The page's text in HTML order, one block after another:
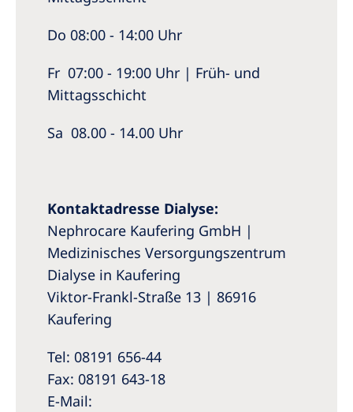
Do 08:00 - 14:00 Uhr
Fr 07:00 - 19:00 Uhr | Früh- und
Mittagsschicht
Sa 08.00 - 14.00 Uhr
Kontaktadresse Dialyse:
Nephrocare Kaufering GmbH |
Medizinisches Versorgungszentrum
Dialyse in Kaufering
Viktor-Frankl-Straße 13 | 86916
Kaufering
Tel: 08191 656-44
Fax: 08191 643-18
E-Mail: